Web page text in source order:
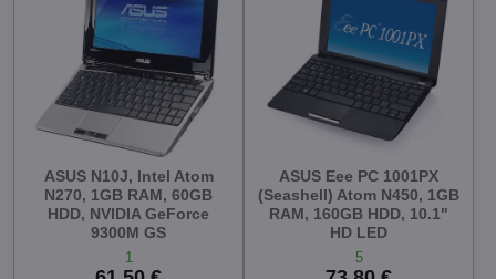
ASUS N10J, Intel Atom
N270, 1GB RAM, 60GB
HDD, NVIDIA GeForce
9300M GS
1
ASUS Eee PC 1001PX
(Seashell) Atom N450, 1GB
RAM, 160GB HDD, 10.1"
HD LED
5